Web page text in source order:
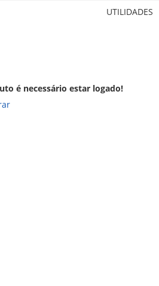
UTILIDADES
é necessário estar logado!